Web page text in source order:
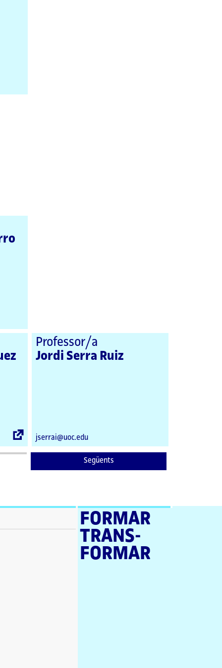
Enllaç
extern
Professor/a
Jordi Serra Ruiz
jserrai@uoc.edu
Següents
FORMAR
TRANS­
FORMAR